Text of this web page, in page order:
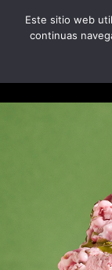
DÓNDE
NOSOTROS
Este sitio web
continuas